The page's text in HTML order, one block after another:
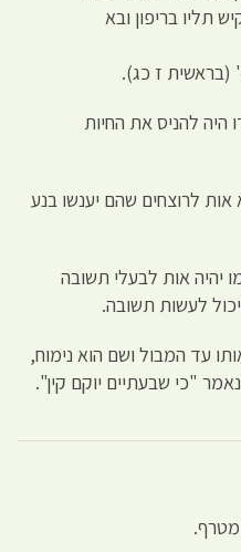
תליו בריפון ובא
(בראשית ז כג).
היה להניס את החיות
אות לרוצחים שהם יענשו בנע
יהיה אות לבעלי תשובה
לעשות תשובה.
עד המבול ושם הוא נימוח,
"כי שבעתיים יוקם קין".
מטרף.